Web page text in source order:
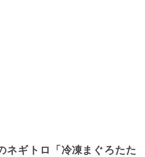
ネギトロ「冷凍まぐろたた